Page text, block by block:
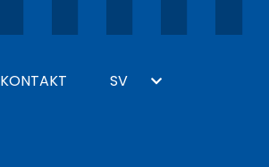
KONTAKT SV
Toggle